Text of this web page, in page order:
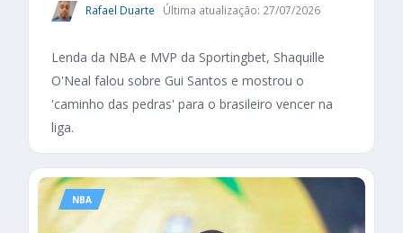
Rafael Duarte Última atualização: 27/07/2026
Lenda da NBA e MVP da Sportingbet, Shaquille
O'Neal falou sobre Gui Santos e mostrou o
'caminho das pedras' para o brasileiro vencer na
liga.
NBA